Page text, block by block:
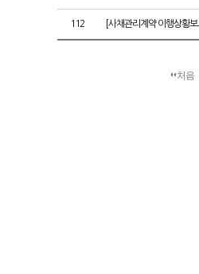
112 [사채관리계약 이행상황
처음